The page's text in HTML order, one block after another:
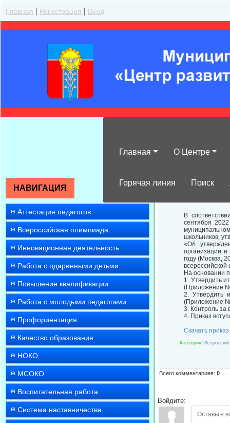
Главная | Регистрация | Вход
Главная О Центре
Горячая линия Поиск
НАВИГАЦИЯ
Аттестация педагогов
Всероссийская олимпиада
Инновационная деятельность
Работа с одаренными детьми
Повышение квалификации
Работа с молодыми педагогами
Профориентация
Качество образования
НОКО
МСОКО
Воспитательная работа
Система наставничества
в 2022-2023
В
сентября
школьников,
«Об
организации
году (Москва,
На основании
1. Утвердить
(Приложение
2. Утвердить
(Приложение
3. Контроль за
4. Приказ
Скачать
Категория:
Всего комментариев: 0
Войдите: